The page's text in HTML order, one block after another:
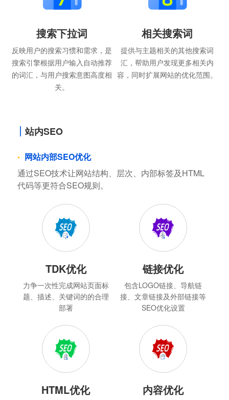
搜索下拉词
反映用户的搜索习惯和需求，是
搜索引擎根据用户输入自动推荐
的词汇，与用户搜索意图高度相
关。
相关搜索词
提供与主题相关的其他搜索词
汇，帮助用户发现更多相关内
容，同时扩展网站的优化范围。
站内SEO
网站内部SEO优化
通过SEO技术让网站结构、层次、内部标签及HTML
代码等更符合SEO规则。
TDK优化
力争一次性完成网站页面标
题、描述、关键词的的合理
部署
链接优化
包含LOGO链接、导航链
接、文章链接及外部链接等
SEO优化设置
HTML优化 内容优化